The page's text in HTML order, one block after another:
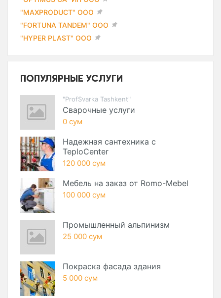
"MAXPRODUCT" ООО
"FORTUNA TANDEM" ООО
"HYPER PLAST" ООО
ПОПУЛЯРНЫЕ УСЛУГИ
"ProfSvarka Tashkent"
Сварочные услуги
0 сум
Надежная сантехника с
TeploCenter
120 000 сум
Мебель на заказ от Romo-Mebel
100 000 сум
Промышленный альпинизм
25 000 сум
Покраска фасада здания
5 000 сум